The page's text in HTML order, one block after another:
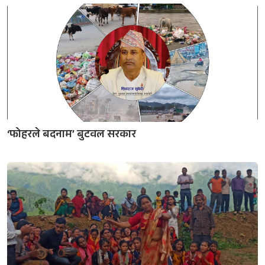
‘फोहरले बदनाम’ बुटवल सरकार